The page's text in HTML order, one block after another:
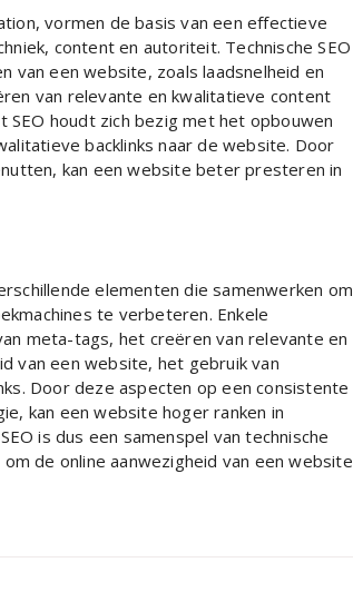
vormen de basis van een effectieve
content en autoriteit. Technische SEO
van een website, zoals laadsnelheid en
van relevante en kwalitatieve content
houdt zich bezig met het opbouwen
backlinks naar de website. Door
kan een website beter presteren in
elementen die samenwerken om
te verbeteren. Enkele
meta-tags, het creëren van relevante en
van een website, het gebruik van
Door deze aspecten op een consistente
kan een website hoger ranken in
is dus een samenspel van technische
de online aanwezigheid van een website